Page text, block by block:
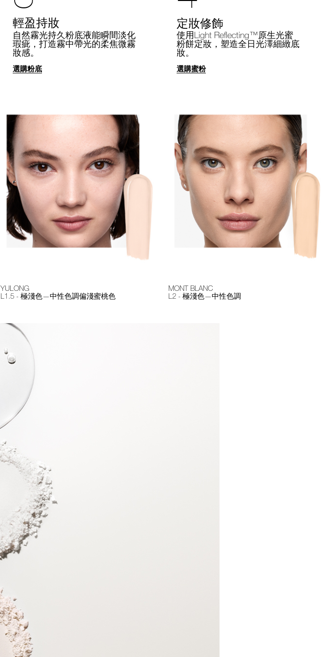
輕盈持妝​
自然霧光持久粉底液能瞬間淡化
瑕疵，打造霧中帶光的柔焦微霧
妝感。
選購粉底
定妝修飾
使用Light Reflecting™原生光蜜
粉餅定妝，塑造全日光澤細緻底
妝。
選購蜜粉
YULONG
L1.5 - 極淺色—中性色調偏淺蜜桃色
MONT BLANC
L2 - 極淺色—中性色調